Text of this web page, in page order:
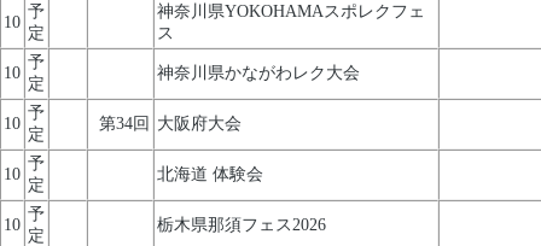
10
予
定
神奈川県YOKOHAMAスポレクフェ
ス
10
予
定
神奈川県かながわレク大会
10
予
定
第34回 大阪府大会
10
予
定
北海道 体験会
10
予
定
栃木県那須フェス2026